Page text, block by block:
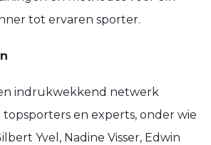
tot ervaren sporter.
indrukwekkend netwerk
en experts, onder wie
Yvel, Nadine Visser, Edwin